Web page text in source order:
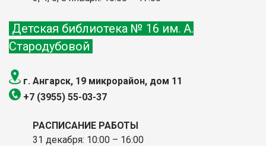
Детская библиотека № 16 им. А.
Стародубовой
г. Ангарск, 19 микрорайон, дом 11
+7 (3955) 55-03-37
РАСПИСАНИЕ РАБОТЫ
31 декабря: 10:00 – 16:00